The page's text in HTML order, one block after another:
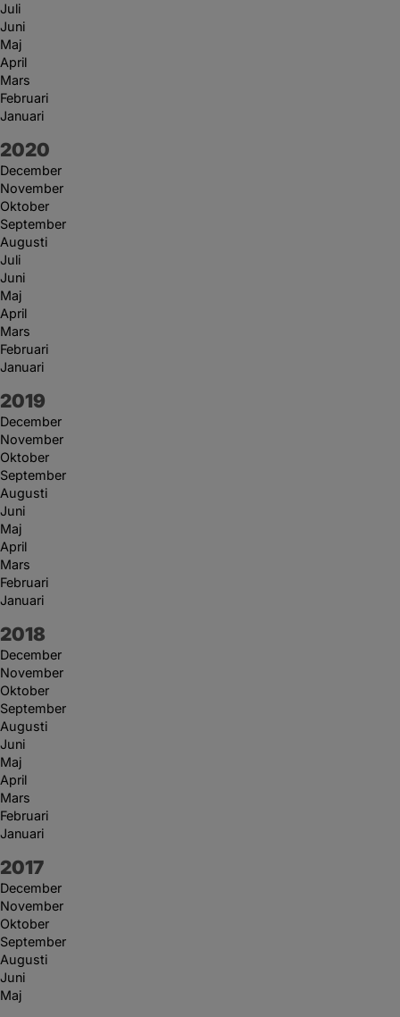
Juli
Juni
Maj
April
Mars
Februari
Januari
År:
2020
December
November
Oktober
September
Augusti
Juli
Juni
Maj
April
Mars
Februari
Januari
År:
2019
December
November
Oktober
September
Augusti
Juni
Maj
April
Mars
Februari
Januari
År:
2018
December
November
Oktober
September
Augusti
Juni
Maj
April
Mars
Februari
Januari
År:
2017
December
November
Oktober
September
Augusti
Juni
Maj